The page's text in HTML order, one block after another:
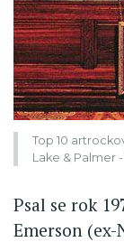
Top 10
Lake & Palmer
Psal se rok
Emerson (ex-